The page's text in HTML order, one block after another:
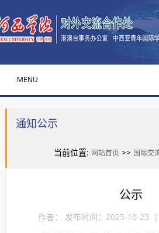
MENU
通知公示
当前位置: 网站首页 >> 国际交
公示
作者： 发布时间：2025-10-23